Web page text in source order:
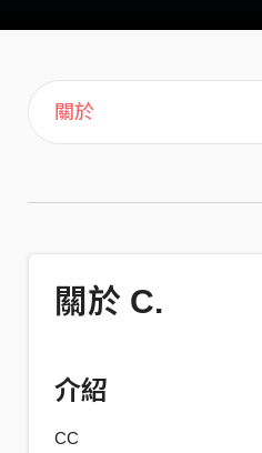
主頁
喜歡
關於
關於 C.
介紹
CC